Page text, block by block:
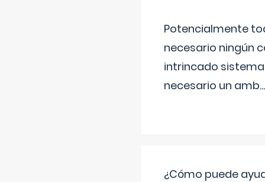
Potencialmente
necesario ningún
intrincado
necesario un amb...
¿Cómo puede